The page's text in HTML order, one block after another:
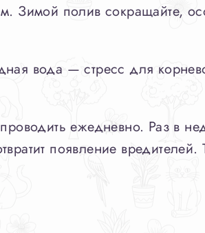
Зимой полив сокращайте,
вода — стресс для
ежедневно. Раз в
появление вредителей.